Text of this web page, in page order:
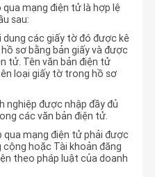
qua mạng điện tử là hợp lệ
sau:
dung các giấy tờ đó được kê
sơ bằng bản giấy và được
tử. Tên văn bản điện tử
loại giấy tờ trong hồ sơ
nghiệp được nhập đầy đủ
các văn bản điện tử.
qua mạng điện tử phải được
hoặc Tài khoản đăng
theo pháp luật của doanh